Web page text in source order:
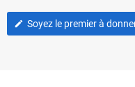
edit Soyez le premier à